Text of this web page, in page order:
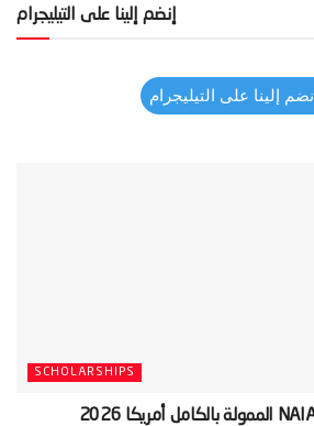
إنضم إلينا على التيليجرام
إلينا على التيليجرام
SCHOLARSHIPS